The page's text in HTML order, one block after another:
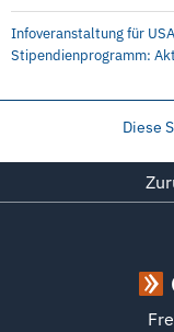
Infoveranstaltung für
Stipendienprogramm:
Diese